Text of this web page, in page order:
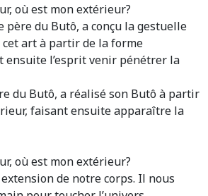
où est mon extérieur?
père du Butô, a conçu la gestuelle
art à partir de la forme
ensuite l’esprit venir pénétrer la
du Butô, a réalisé son Butô à partir
faisant ensuite apparaître la
où est mon extérieur?
de notre corps. Il nous